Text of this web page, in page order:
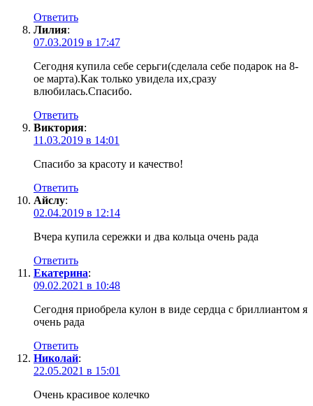
Ответить
Лилия:
07.03.2019 в 17:47
Сегодня купила себе серьги(сделала себе подарок на 8-
ое марта).Как только увидела их,сразу
влюбилась.Спасибо.
Ответить
Виктория:
11.03.2019 в 14:01
Спасибо за красоту и качество!
Ответить
Айслу:
02.04.2019 в 12:14
Вчера купила сережки и два кольца очень рада
Ответить
Екатерина:
09.02.2021 в 10:48
Сегодня приобрела кулон в виде сердца с бриллиантом я
очень рада
Ответить
Николай:
22.05.2021 в 15:01
Очень красивое колечко